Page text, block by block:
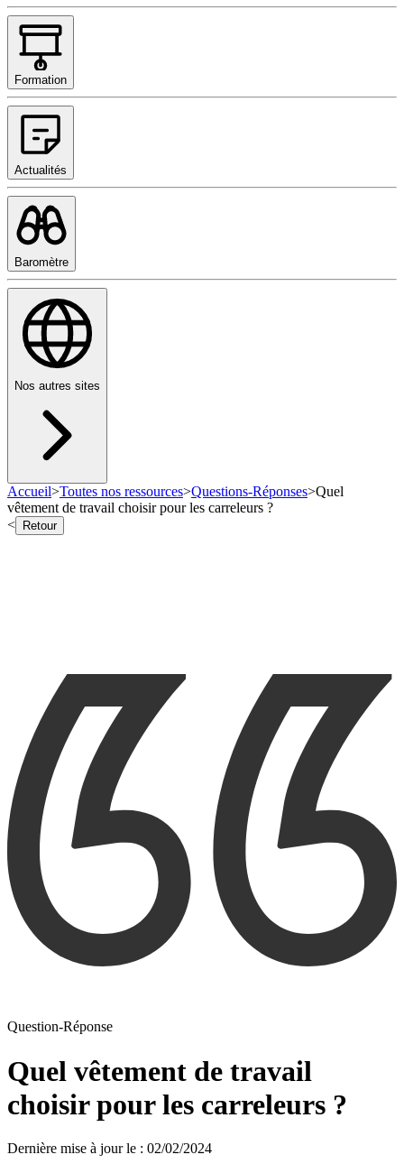
Formation
Actualités
Baromètre
Nos autres sites
Accueil>Toutes nos ressources>Questions-Réponses>Quel
vêtement de travail choisir pour les carreleurs ?
<
Retour
Question-Réponse
Quel vêtement de travail
choisir pour les carreleurs ?
Dernière mise à jour le : 02/02/2024